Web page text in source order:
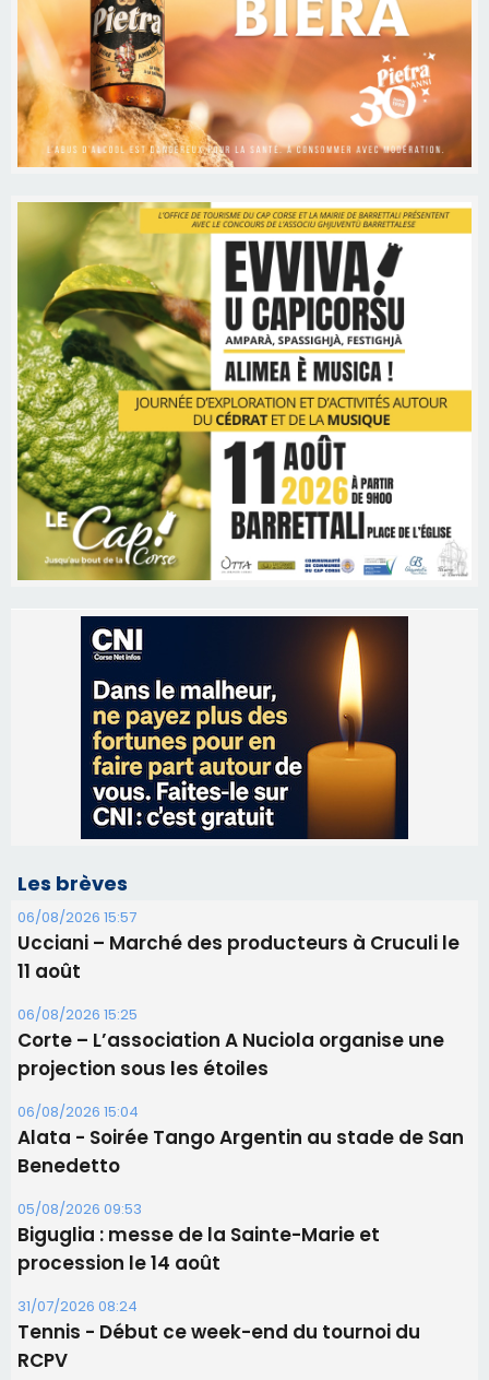
Les brèves
06/08/2026 15:57
Ucciani – Marché des producteurs à Cruculi le
11 août
06/08/2026 15:25
Corte – L’association A Nuciola organise une
projection sous les étoiles
06/08/2026 15:04
Alata - Soirée Tango Argentin au stade de San
Benedetto
05/08/2026 09:53
Biguglia : messe de la Sainte-Marie et
procession le 14 août
31/07/2026 08:24
Tennis - Début ce week-end du tournoi du
RCPV